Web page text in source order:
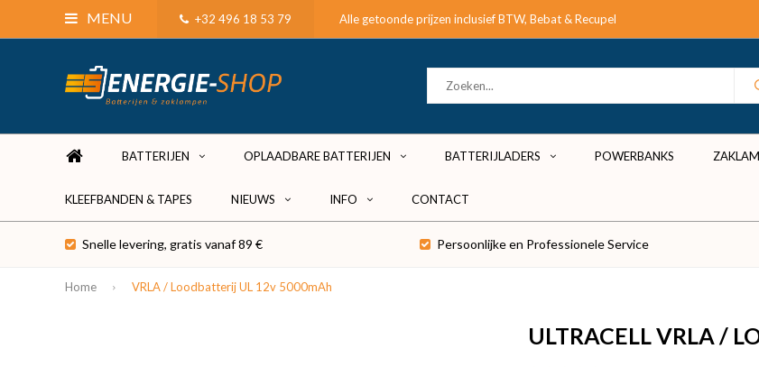
MENU +32 496 18 53 79 Alle getoonde prijzen inclusief BTW, Bebat & Recupel
BATTERIJEN OPLAADBARE BATTERIJEN BATTERIJLADERS POWERBANKS
KLEEFBANDEN & TAPES NIEUWS INFO CONTACT
Snelle levering, gratis vanaf 89 € Persoonlijke en Professionele Service
Home VRLA / Loodbatterij UL 12v 5000mAh
ULTRACELL VRLA /